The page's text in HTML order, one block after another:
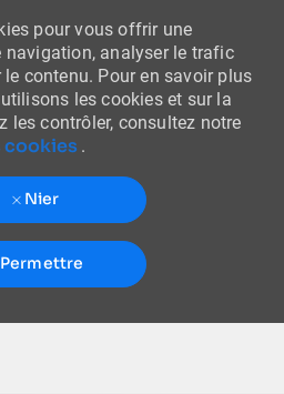
pour vous offrir une
navigation, analyser le trafic
contenu. Pour en savoir plus
les cookies et sur la
les contrôler, consultez notre
cookies .
Nier
Permettre